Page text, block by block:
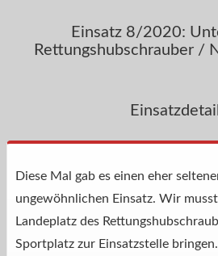
Einsatz 8/2020:
Rettungshubschrauber /
Diese Mal gab es einen eher
ungewöhnlichen Einsatz. Wir
Landeplatz des
Sportplatz zur Einsatzstelle bringen.